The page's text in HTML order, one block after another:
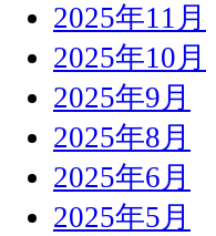
2025年11月
2025年10月
2025年9月
2025年8月
2025年6月
2025年5月